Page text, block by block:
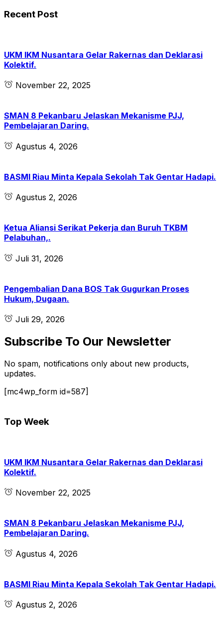
Recent Post
UKM IKM Nusantara Gelar Rakernas dan Deklarasi
Kolektif.
November 22, 2025
SMAN 8 Pekanbaru Jelaskan Mekanisme PJJ,
Pembelajaran Daring.
Agustus 4, 2026
BASMI Riau Minta Kepala Sekolah Tak Gentar Hadapi.
Agustus 2, 2026
Ketua Aliansi Serikat Pekerja dan Buruh TKBM
Pelabuhan,.
Juli 31, 2026
Pengembalian Dana BOS Tak Gugurkan Proses
Hukum, Dugaan.
Juli 29, 2026
Subscribe To Our Newsletter
No spam, notifications only about new products,
updates.
[mc4wp_form id=587]
Top Week
UKM IKM Nusantara Gelar Rakernas dan Deklarasi
Kolektif.
November 22, 2025
SMAN 8 Pekanbaru Jelaskan Mekanisme PJJ,
Pembelajaran Daring.
Agustus 4, 2026
BASMI Riau Minta Kepala Sekolah Tak Gentar Hadapi.
Agustus 2, 2026